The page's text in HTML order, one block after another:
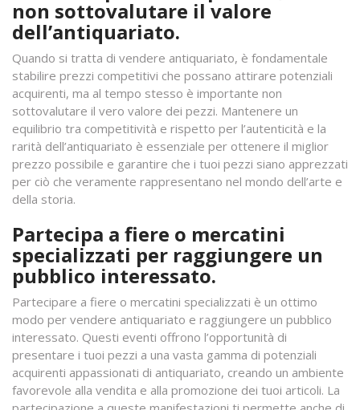
non sottovalutare il valore
dell’antiquariato.
Quando si tratta di vendere antiquariato, è fondamentale
stabilire prezzi competitivi che possano attirare potenziali
acquirenti, ma al tempo stesso è importante non
sottovalutare il vero valore dei pezzi. Mantenere un
equilibrio tra competitività e rispetto per l’autenticità e la
rarità dell’antiquariato è essenziale per ottenere il miglior
prezzo possibile e garantire che i tuoi pezzi siano apprezzati
per ciò che veramente rappresentano nel mondo dell’arte e
della storia.
Partecipa a fiere o mercatini
specializzati per raggiungere un
pubblico interessato.
Partecipare a fiere o mercatini specializzati è un ottimo
modo per vendere antiquariato e raggiungere un pubblico
interessato. Questi eventi offrono l’opportunità di
presentare i tuoi pezzi a una vasta gamma di potenziali
acquirenti appassionati di antiquariato, creando un ambiente
favorevole alla vendita e alla promozione dei tuoi articoli. La